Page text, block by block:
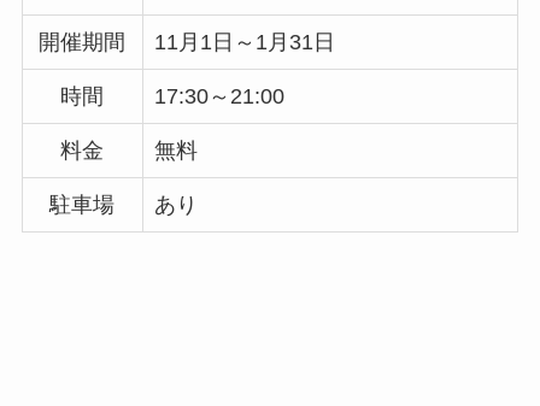
開催期間 11月1日～1月31日
時間 17:30～21:00
料金 無料
駐車場 あり